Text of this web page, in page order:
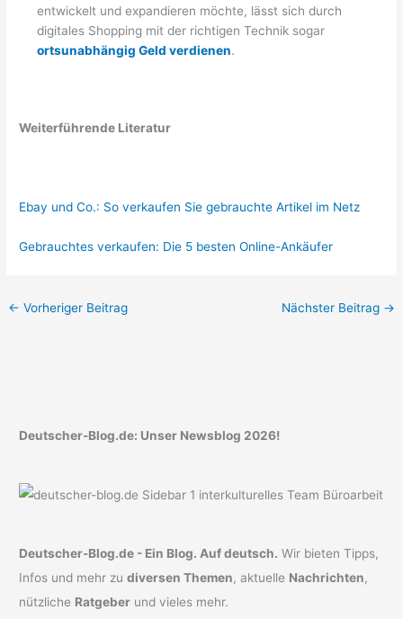
entwickelt und expandieren möchte, lässt sich durch
digitales Shopping mit der richtigen Technik sogar
ortsunabhängig Geld verdienen.
Weiterführende Literatur
Ebay und Co.: So verkaufen Sie gebrauchte Artikel im Netz
Gebrauchtes verkaufen: Die 5 besten Online-Ankäufer
← Vorheriger Beitrag Nächster Beitrag →
Deutscher-Blog.de: Unser Newsblog 2026!
Deutscher-Blog.de - Ein Blog. Auf deutsch. Wir bieten Tipps,
Infos und mehr zudiversen Themen, aktuelle Nachrichten,
nützliche Ratgeber und vieles mehr.